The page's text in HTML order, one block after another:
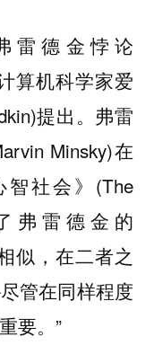
雷德金悖论
算机科学家爱
提出。弗雷
Minsky)在
社会》(The
弗雷德金的
似，在二者之
管在同样程度
要。”